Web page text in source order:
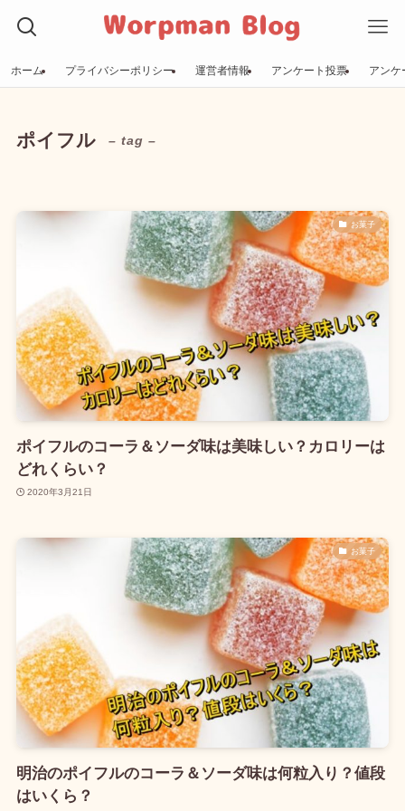
ホーム プライバシーポリシー 運営者情報 アンケート投票 アンケ
ポイフル – tag –
お菓子
ポイフルのコーラ＆ソーダ味は美味しい？カロリーは
どれくらい？
2020年3月21日
お菓子
明治のポイフルのコーラ＆ソーダ味は何粒入り？値段
はいくら？